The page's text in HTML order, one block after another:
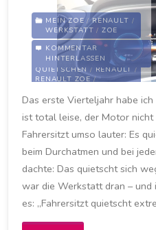
Zeit"
MEIN ZOE / RENAULT /
WERKSTATT / ZOE
FAHRERSITZT /
MY
ZOE/MYZOE/
QUIETSCHEN / RENAULT /
RENAULT ZOE/
8. APRIL 2021
KOMMENTAR
HINTERLASSEN
Das erste Vierteljahr habe
ist total leise, der Motor
Fahrersitzt umso lauter: Es
beim Durchatmen und bei
dachte: Das quietscht sich
war die Werkstatt dran –
es: „Fahrersitzt quietscht